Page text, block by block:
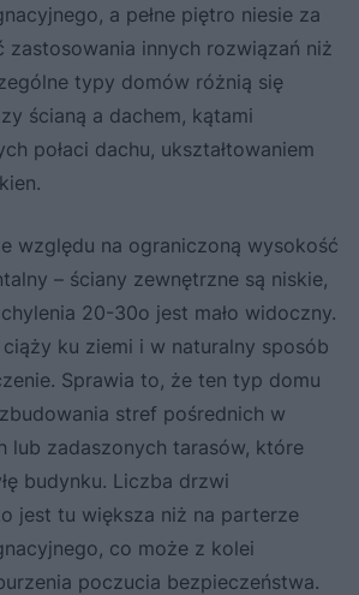
a pełne piętro niesie za
zastosowania innych rozwiązań niż
typy domów różnią się
ścianą a dachem, kątami
połaci dachu, ukształtowaniem
względu na ograniczoną wysokość
– ściany zewnętrzne są niskie,
20-30o jest mało widoczny.
ku ziemi i w naturalny sposób
Sprawia to, że ten typ domu
stref pośrednich w
lub zadaszonych tarasów, które
budynku. Liczba drzwi
jest tu większa niż na parterze
co może z kolei
poczucia bezpieczeństwa.